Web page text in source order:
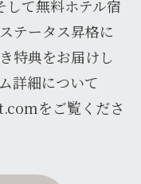
て無料ホテル宿
テータス昇格に
特典をお届けし
詳細について
をご覧くださ